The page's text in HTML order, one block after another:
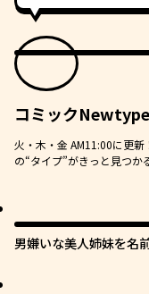
コミックNewtype
火・木・金 AM11:00に更
の“タイプ”がきっと見つ
男嫌いな美人姉妹を名